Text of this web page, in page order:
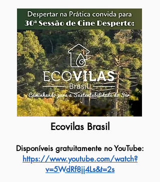
Ecovilas Brasil
Disponíveis gratuitamente no YouTube:
https://www.youtube.com/watch?
v=5WdRf8jj4Ls&t=2s